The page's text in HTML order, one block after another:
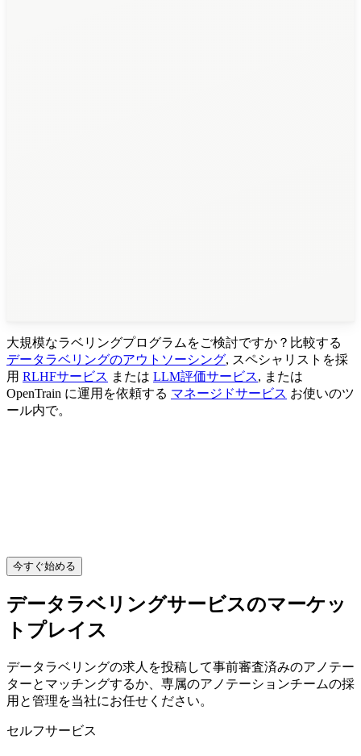
大規模なラベリングプログラムをご検討ですか？比較する
データラベリングのアウトソーシング, スペシャリストを採
用 RLHFサービス または LLM評価サービス, または
OpenTrain に運用を依頼する マネージドサービス お使いのツ
ール内で。
今すぐ始める
データラベリングサービスのマーケッ
トプレイス
データラベリングの求人を投稿して事前審査済みのアノテー
ターとマッチングするか、専属のアノテーションチームの採
用と管理を当社にお任せください。
セルフサービス